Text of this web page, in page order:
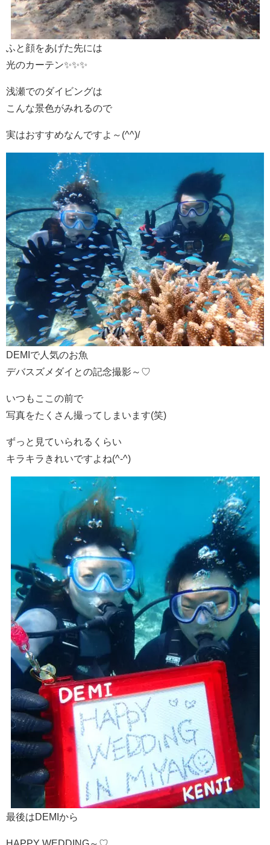
ふと顔をあげた先には
光のカーテン✨✨✨
浅瀬でのダイビングは
こんな景色がみれるので
実はおすすめなんですよ～(^^)/
DEMIで人気のお魚
デバスズメダイとの記念撮影～♡
いつもここの前で
写真をたくさん撮ってしまいます(笑)
ずっと見ていられるくらい
キラキラきれいですよね(^-^)
最後はDEMIから